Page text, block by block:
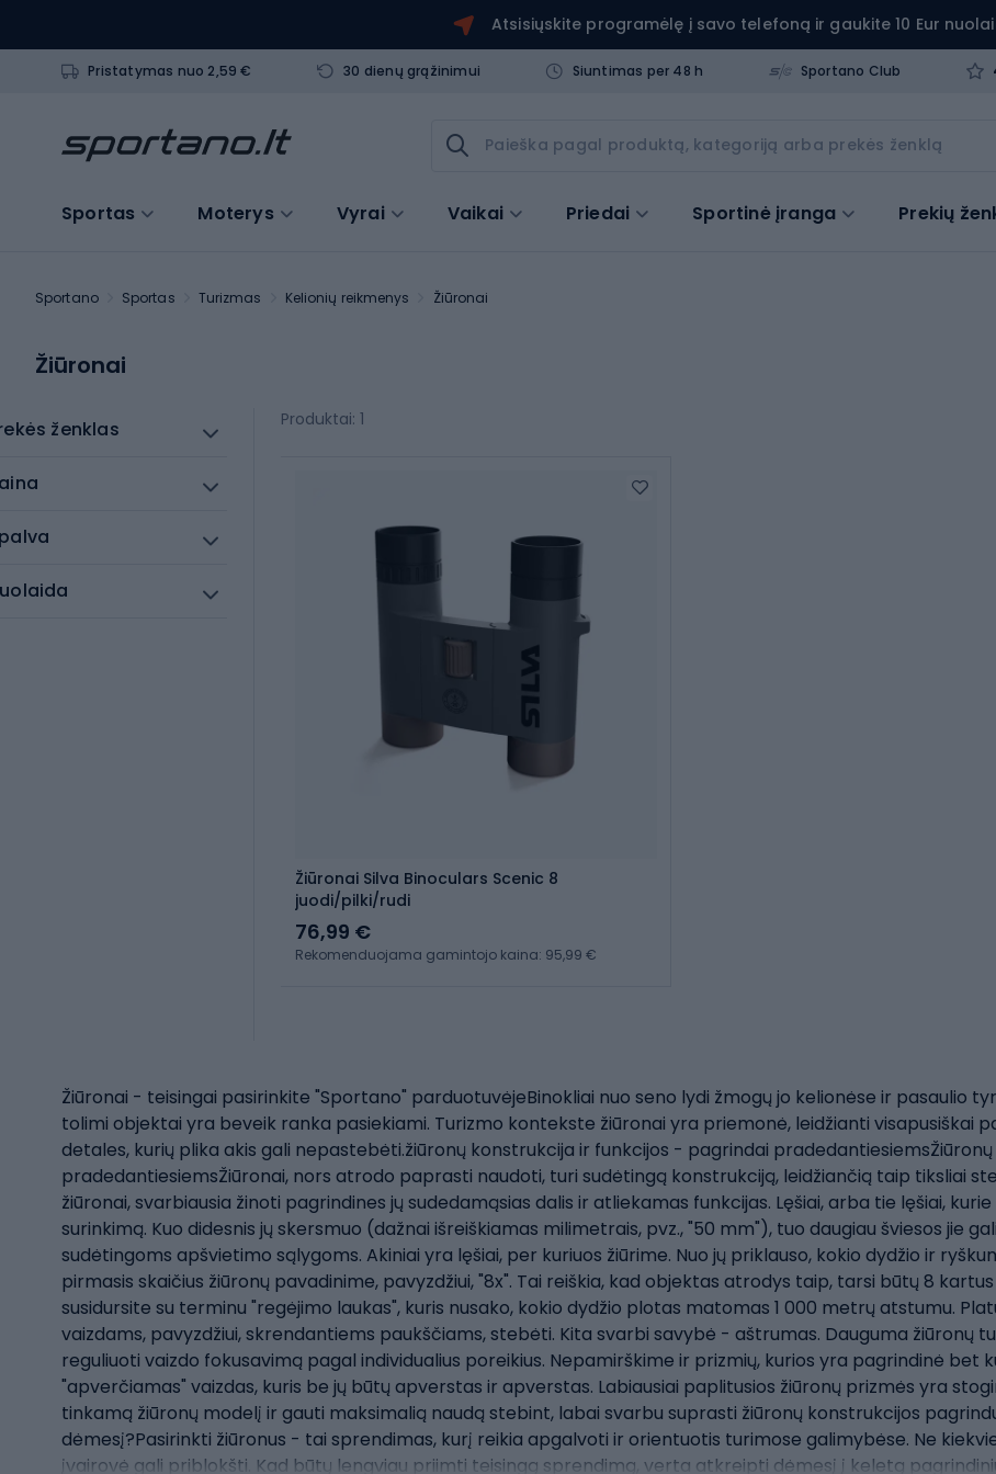
Atsisiųskite programėlę į savo telefoną ir gaukite 10 Eur
Pristatymas nuo 2,59 € 30 dienų grąžinimui Siuntimas per 48 h Sportano Club
Sportas Moterys Vyrai Vaikai Priedai Sportinė įranga Prekių
Sportano Sportas Turizmas Kelionių reikmenys Žiūronai
Žiūronai
ženklas Produktai: 1
Žiūronai Silva Binoculars Scenic 8
juodi/pilki/rudi
76,99 €
Rekomenduojama gamintojo kaina: 95,99 €
Žiūronai - teisingai pasirinkite "Sportano" parduotuvėjeBinokliai nuo seno lydi žmogų jo kelionėse ir pasaulio
tolimi objektai yra beveik ranka pasiekiami. Turizmo kontekste žiūronai yra priemonė, leidžianti visapusiškai
detales, kurių plika akis gali nepastebėti.žiūronų konstrukcija ir funkcijos - pagrindai
pradedantiesiemsŽiūronai, nors atrodo paprasti naudoti, turi sudėtingą konstrukciją, leidžiančią taip tiksliai
žiūronai, svarbiausia žinoti pagrindines jų sudedamąsias dalis ir atliekamas funkcijas. Lęšiai, arba tie lęšiai,
surinkimą. Kuo didesnis jų skersmuo (dažnai išreiškiamas milimetrais, pvz., "50 mm"), tuo daugiau šviesos jie
sudėtingoms apšvietimo sąlygoms. Akiniai yra lęšiai, per kuriuos žiūrime. Nuo jų priklauso, kokio dydžio ir
pirmasis skaičius žiūronų pavadinime, pavyzdžiui, "8x". Tai reiškia, kad objektas atrodys taip, tarsi būtų 8
susidursite su terminu "regėjimo laukas", kuris nusako, kokio dydžio plotas matomas 1 000 metrų atstumu.
vaizdams, pavyzdžiui, skrendantiems paukščiams, stebėti. Kita svarbi savybė - aštrumas. Dauguma žiūronų
reguliuoti vaizdo fokusavimą pagal individualius poreikius. Nepamirškime ir prizmių, kurios yra pagrindinė bet
"apverčiamas" vaizdas, kuris be jų būtų apverstas ir apverstas. Labiausiai paplitusios žiūronų prizmės yra
tinkamą žiūronų modelį ir gauti maksimalią naudą stebint, labai svarbu suprasti žiūronų konstrukcijos
dėmesį?Pasirinkti žiūronus - tai sprendimas, kurį reikia apgalvoti ir orientuotis turimose galimybėse. Ne
įvairovė gali priblokšti. Kad būtų lengviau priimti teisingą sprendimą, verta atkreipti dėmesį į keletą